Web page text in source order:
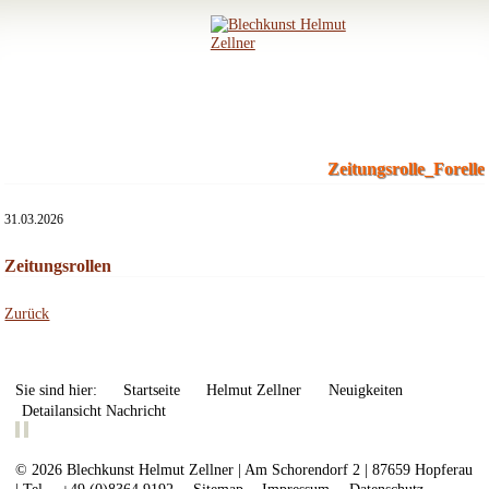
Zeitungsrolle_Forelle
31.03.2026
Zeitungsrollen
Zurück
Sie sind hier: Startseite Helmut Zellner
Neuigkeiten
Detailansicht Nachricht
© 2026 Blechkunst Helmut Zellner | Am Schorendorf 2 | 87659 Hopferau